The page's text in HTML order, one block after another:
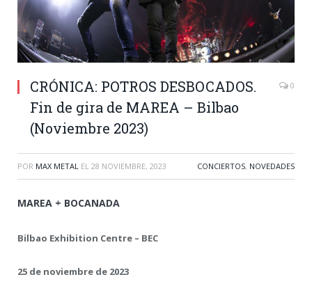
CRÓNICA: POTROS DESBOCADOS.
Fin de gira de MAREA – Bilbao
(Noviembre 2023)
0
POR MAX METAL EL 28 NOVIEMBRE, 2023 CONCIERTOS, NOVEDADES
MAREA + BOCANADA
Bilbao Exhibition Centre – BEC
25 de noviembre de 2023